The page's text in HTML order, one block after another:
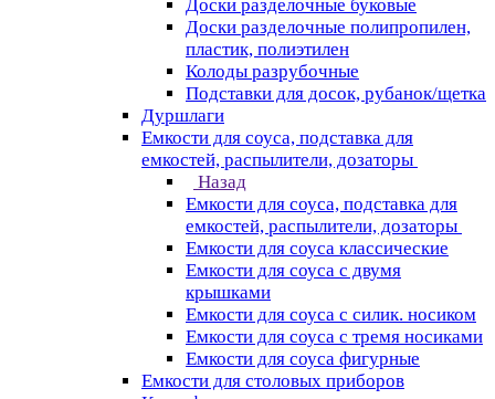
Доски разделочные буковые
Доски разделочные полипропилен,
пластик, полиэтилен
Колоды разрубочные
Подставки для досок, рубанок/щетка
Дуршлаги
Емкости для соуса, подставка для
емкостей, распылители, дозаторы
Назад
Емкости для соуса, подставка для
емкостей, распылители, дозаторы
Емкости для соуса классические
Емкости для соуса с двумя
крышками
Емкости для соуса с силик. носиком
Емкости для соуса с тремя носиками
Емкости для соуса фигурные
Емкости для столовых приборов